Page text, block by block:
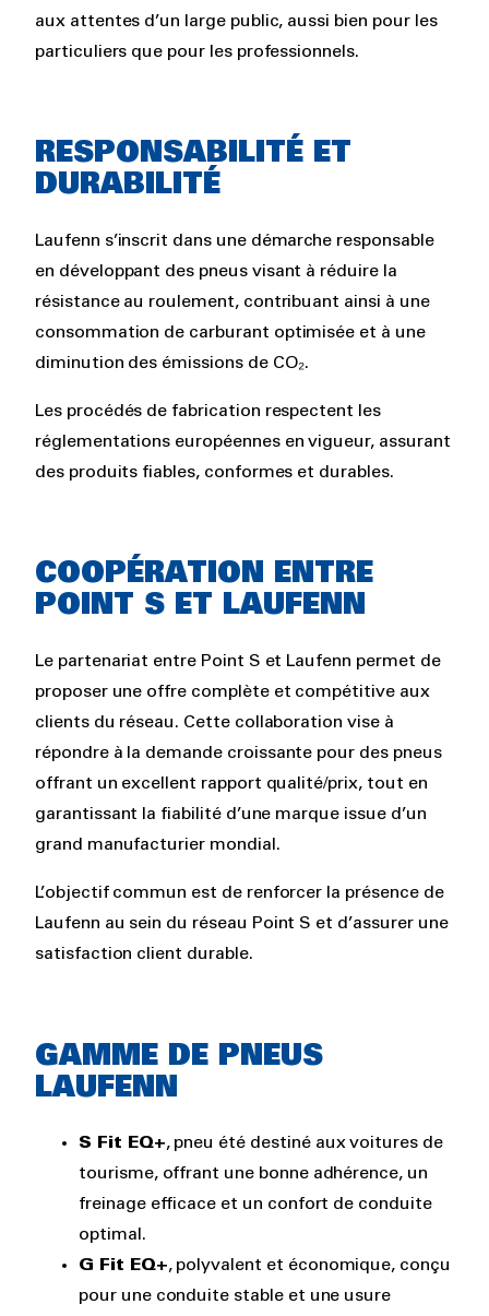
aux attentes d’un large public, aussi bien pour les
particuliers que pour les professionnels.
RESPONSABILITÉ ET
DURABILITÉ
Laufenn s’inscrit dans une démarche responsable
en développant des pneus visant à réduire la
résistance au roulement, contribuant ainsi à une
consommation de carburant optimisée et à une
diminution des émissions de CO₂.
Les procédés de fabrication respectent les
réglementations européennes en vigueur, assurant
des produits fiables, conformes et durables.
COOPÉRATION ENTRE
POINT S ET LAUFENN
Le partenariat entre Point S et Laufenn permet de
proposer une offre complète et compétitive aux
clients du réseau. Cette collaboration vise à
répondre à la demande croissante pour des pneus
offrant un excellent rapport qualité/prix, tout en
garantissant la fiabilité d’une marque issue d’un
grand manufacturier mondial.
L’objectif commun est de renforcer la présence de
Laufenn au sein du réseau Point S et d’assurer une
satisfaction client durable.
GAMME DE PNEUS
LAUFENN
S Fit EQ+, pneu été destiné aux voitures de
tourisme, offrant une bonne adhérence, un
freinage efficace et un confort de conduite
optimal.
G Fit EQ+, polyvalent et économique, conçu
pour une conduite stable et une usure